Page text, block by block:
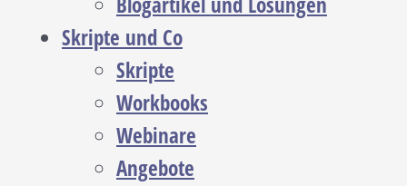
Skripte und Co
Skripte
Workbooks
Webinare
Angebote